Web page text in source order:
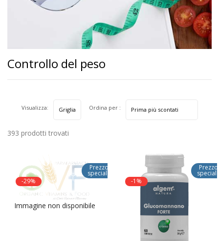
Controllo del peso
393 prodotti trovati
Visualizza: Ordina per :
Immagine non disponibile
Prezzo
speciale
-29%
Prezzo
-1%